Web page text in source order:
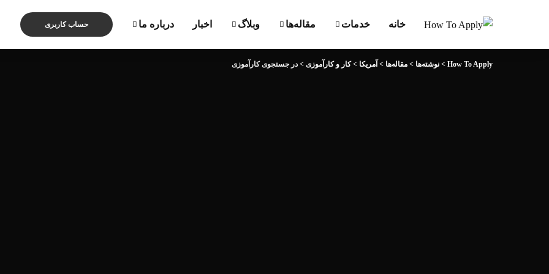
خانه خدمات مقاله‌ها وبلاگ اخبار درباره ما حساب کاربری
How To Apply
> نوشته‌ها > مقاله‌ها > آمریکا >کار و کارآموزی >در جستجوی کارآموزی